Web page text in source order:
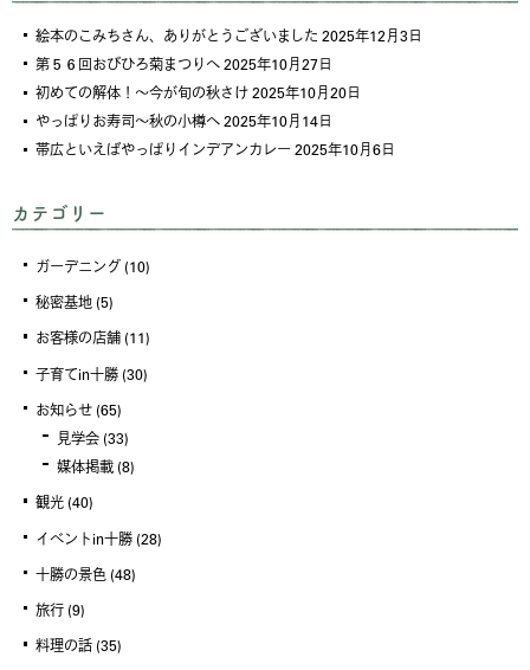
絵本のこみちさん、ありがとうございました 2025年12月3日
第５６回おびひろ菊まつりへ2025年10月27日
初めての解体！～今が旬の秋さけ2025年10月20日
やっぱりお寿司～秋の小樽へ2025年10月14日
帯広といえばやっぱりインデアンカレー2025年10月6日
カテゴリー
ガーデニング (10)
秘密基地 (5)
お客様の店舗 (11)
子育てin十勝 (30)
お知らせ (65)
見学会 (33)
媒体掲載 (8)
観光 (40)
イベントin十勝 (28)
十勝の景色 (48)
旅行 (9)
料理の話 (35)